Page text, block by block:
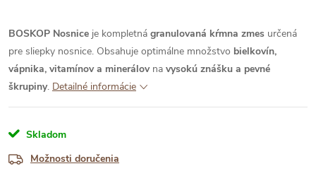
BOSKOP Nosnice je kompletná granulovaná kŕmna zmes určená
pre sliepky nosnice. Obsahuje optimálne množstvo bielkovín,
vápnika, vitamínov a minerálovna vysokú znášku a pevné
škrupiny. Detailné informácie
Skladom
Možnosti doručenia